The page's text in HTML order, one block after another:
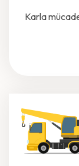
Karla